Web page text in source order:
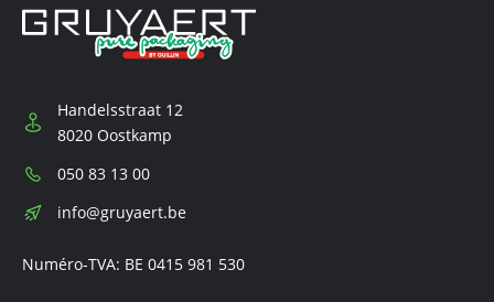
Handelsstraat 12
8020 Oostkamp
Téléphone:
050 83 13 00
E-
info@gruyaert.be
Numéro-TVA: BE 0415 981 530